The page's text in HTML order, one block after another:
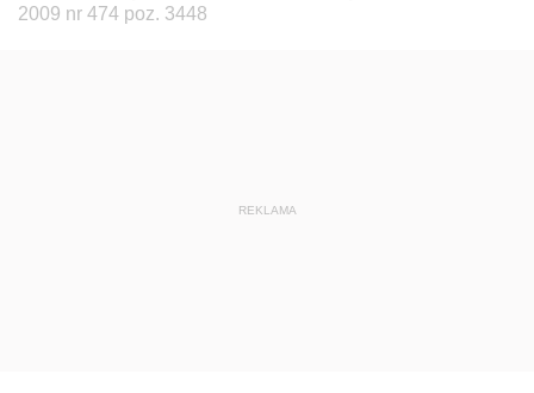
Dziennik Urzędowy Głównego Inspektora Ochrony
Dziennik Urzędowy Ministra Budownictwa i Przemysłu
2009 nr 474 poz. 3448
REKLAMA